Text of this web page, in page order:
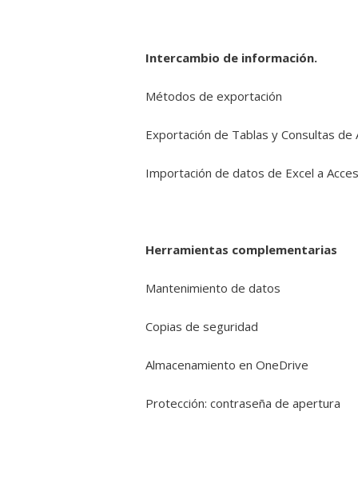
Intercambio de información.
Métodos de exportación
Exportación de Tablas y Consultas de
Importación de datos de Excel a
Herramientas complementarias
Mantenimiento de datos
Copias de seguridad
Almacenamiento en OneDrive
Protección: contraseña de apertura